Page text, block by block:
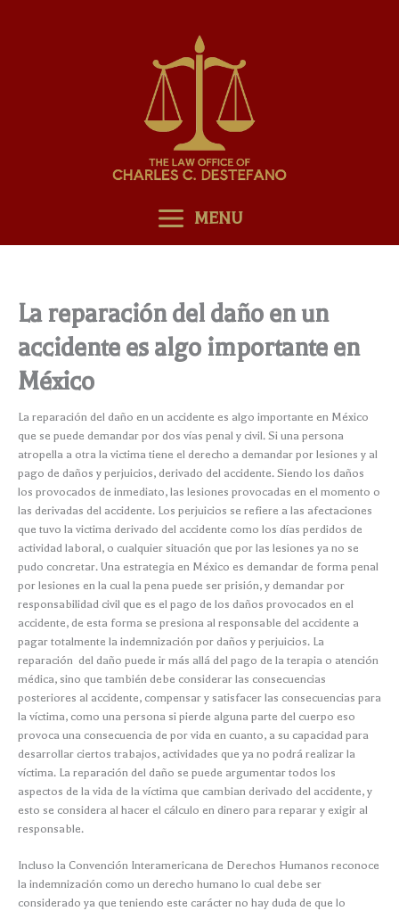
MENU
La reparación del daño en un
accidente es algo importante en
México
La reparación del daño en un accidente es algo importante en México
que se puede demandar por dos vías penal y civil. Si una persona
atropella a otra la victima tiene el derecho a demandar por lesiones y al
pago de daños y perjuicios, derivado del accidente. Siendo los daños
los provocados de inmediato, las lesiones provocadas en el momento o
las derivadas del accidente. Los perjuicios se refiere a las afectaciones
que tuvo la victima derivado del accidente como los días perdidos de
actividad laboral, o cualquier situación que por las lesiones ya no se
pudo concretar. Una estrategia en México es demandar de forma penal
por lesiones en la cual la pena puede ser prisión, y demandar por
responsabilidad civil que es el pago de los daños provocados en el
accidente, de esta forma se presiona al responsable del accidente a
pagar totalmente la indemnización por daños y perjuicios. La
reparación del daño puede ir más allá del pago de la terapia o atención
médica, sino que también debe considerar las consecuencias
posteriores al accidente, compensar y satisfacer las consecuencias para
la víctima, como una persona si pierde alguna parte del cuerpo eso
provoca una consecuencia de por vida en cuanto, a su capacidad para
desarrollar ciertos trabajos, actividades que ya no podrá realizar la
víctima. La reparación del daño se puede argumentar todos los
aspectos de la vida de la víctima que cambian derivado del accidente, y
esto se considera al hacer el cálculo en dinero para reparar y exigir al
responsable.
Incluso la Convención Interamericana de Derechos Humanos reconoce
la indemnización como un derecho humano lo cual debe ser
considerado ya que teniendo este carácter no hay duda de que lo